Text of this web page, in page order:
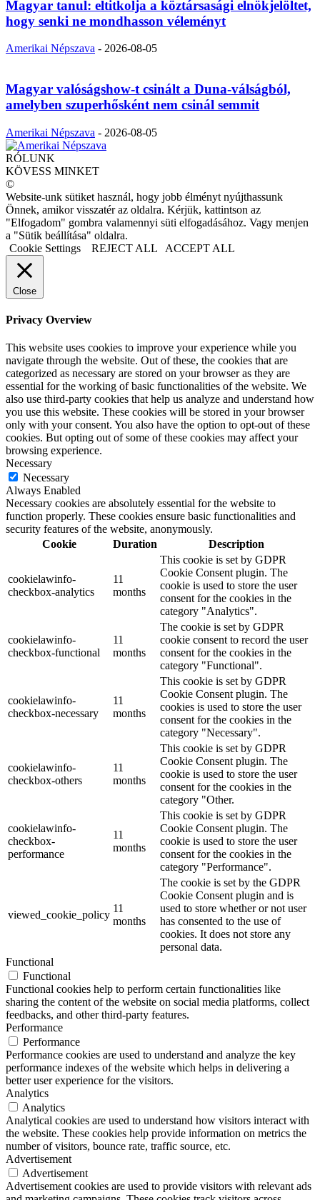
Magyar tanul: eltitkolja a köztársasági elnökjelöltet,
hogy senki ne mondhasson véleményt
Amerikai Népszava - 2026-08-05
Magyar valóságshow-t csinált a Duna-válságból,
amelyben szuperhősként nem csinál semmit
Amerikai Népszava - 2026-08-05
RÓLUNK
KÖVESS MINKET
©
Website-unk sütiket használ, hogy jobb élményt nyújthassunk
Önnek, amikor visszatér az oldalra. Kérjük, kattintson az
"Elfogadom" gombra valamennyi süti elfogadásához. Vagy menjen
a "Sütik beállítása" oldalra.
Cookie Settings
REJECT ALL ACCEPT ALL
Close
Privacy Overview
This website uses cookies to improve your experience while you
navigate through the website. Out of these, the cookies that are
categorized as necessary are stored on your browser as they are
essential for the working of basic functionalities of the website. We
also use third-party cookies that help us analyze and understand how
you use this website. These cookies will be stored in your browser
only with your consent. You also have the option to opt-out of these
cookies. But opting out of some of these cookies may affect your
browsing experience.
Necessary
Necessary
Always Enabled
Necessary cookies are absolutely essential for the website to
function properly. These cookies ensure basic functionalities and
security features of the website, anonymously.
Cookie
Duration Description
cookielawinfo-
checkbox-analytics
11
months
This cookie is set by GDPR
Cookie Consent plugin. The
cookie is used to store the user
consent for the cookies in the
category "Analytics".
cookielawinfo-
checkbox-functional
11
months
The cookie is set by GDPR
cookie consent to record the user
consent for the cookies in the
category "Functional".
cookielawinfo-
checkbox-necessary
11
months
This cookie is set by GDPR
Cookie Consent plugin. The
cookies is used to store the user
consent for the cookies in the
category "Necessary".
cookielawinfo-
checkbox-others
11
months
This cookie is set by GDPR
Cookie Consent plugin. The
cookie is used to store the user
consent for the cookies in the
category "Other.
cookielawinfo-
checkbox-
performance
11
months
This cookie is set by GDPR
Cookie Consent plugin. The
cookie is used to store the user
consent for the cookies in the
category "Performance".
viewed_cookie_policy
11
months
The cookie is set by the GDPR
Cookie Consent plugin and is
used to store whether or not user
has consented to the use of
cookies. It does not store any
personal data.
Functional
Functional
Functional cookies help to perform certain functionalities like
sharing the content of the website on social media platforms, collect
feedbacks, and other third-party features.
Performance
Performance
Performance cookies are used to understand and analyze the key
performance indexes of the website which helps in delivering a
better user experience for the visitors.
Analytics
Analytics
Analytical cookies are used to understand how visitors interact with
the website. These cookies help provide information on metrics the
number of visitors, bounce rate, traffic source, etc.
Advertisement
Advertisement
Advertisement cookies are used to provide visitors with relevant ads